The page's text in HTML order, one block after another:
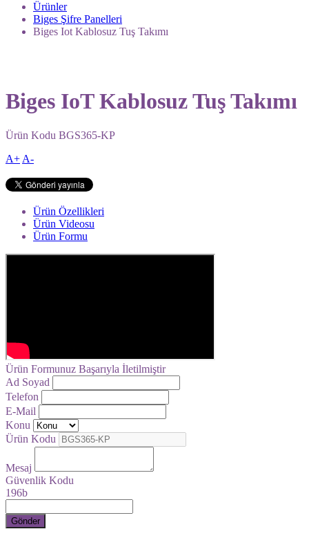
Ürünler
Biges Şifre Panelleri
Biges Iot Kablosuz Tuş Takımı
Biges IoT Kablosuz Tuş Takımı
Ürün Kodu BGS365-KP
A+ A-
Ürün Özellikleri
Ürün Videosu
Ürün Formu
Ürün Formunuz Başarıyla İletilmiştir
Ad Soyad
Telefon
E-Mail
Konu
Ürün Kodu
Mesaj
Güvenlik Kodu
196b
Gönder